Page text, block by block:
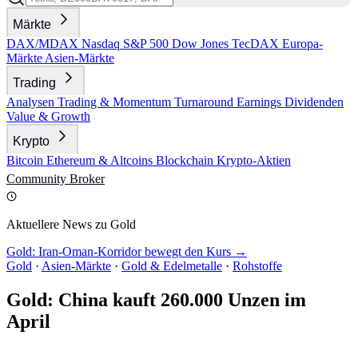
Märkte
DAX/MDAX Nasdaq S&P 500 Dow Jones TecDAX Europa-
Märkte Asien-Märkte
Trading
Analysen Trading & Momentum Turnaround Earnings Dividenden
Value & Growth
Krypto
Bitcoin Ethereum & Altcoins Blockchain Krypto-Aktien
Community Broker
Aktuellere News zu Gold
Gold: Iran-Oman-Korridor bewegt den Kurs →
Gold · Asien-Märkte · Gold & Edelmetalle · Rohstoffe
Gold: China kauft 260.000 Unzen im
April